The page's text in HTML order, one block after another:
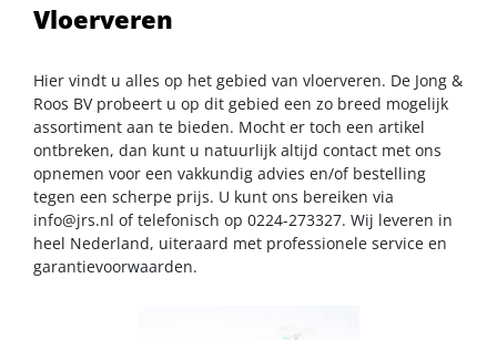
Vloerveren
Hier vindt u alles op het gebied van vloerveren. De Jong &
Roos BV probeert u op dit gebied een zo breed mogelijk
assortiment aan te bieden. Mocht er toch een artikel
ontbreken, dan kunt u natuurlijk altijd contact met ons
opnemen voor een vakkundig advies en/of bestelling
tegen een scherpe prijs. U kunt ons bereiken via
info@jrs.nl of telefonisch op 0224-273327. Wij leveren in
heel Nederland, uiteraard met professionele service en
garantievoorwaarden.